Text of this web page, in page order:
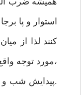
استوار و پا
کنند لذا از
،مورد توجه
.پیدایش شب و